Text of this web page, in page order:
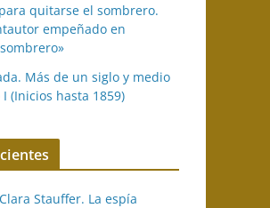
quitarse el sombrero.
empeñado en
Más de un siglo y medio
(Inicios hasta 1859)
Clara Stauffer. La espía